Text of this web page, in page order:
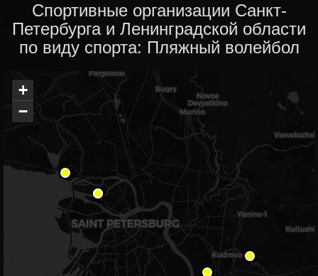
Спортивные организации Санкт-
Петербурга и Ленинградской области
по виду спорта: Пляжный волейбол
+
−